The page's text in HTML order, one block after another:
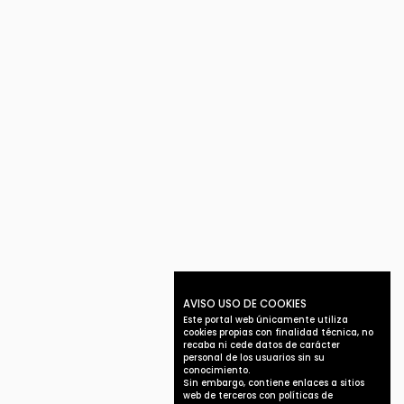
AVISO USO DE COOKIES
Este portal web únicamente utiliza
cookies propias con finalidad técnica, no
recaba ni cede datos de carácter
personal de los usuarios sin su
conocimiento.
Sin embargo, contiene enlaces a sitios
web de terceros con políticas de